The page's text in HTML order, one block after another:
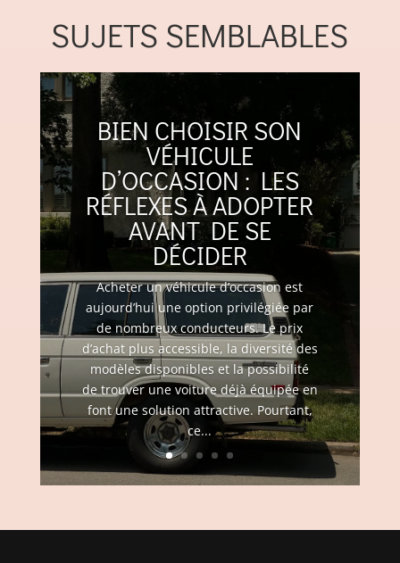
SUJETS SEMBLABLES
BIEN CHOISIR SON
VÉHICULE
D’OCCASION : LES
RÉFLEXES À ADOPTER
AVANT DE SE
DÉCIDER
Acheter un véhicule d’occasion est
aujourd’hui une option privilégiée par
de nombreux conducteurs. Le prix
d’achat plus accessible, la diversité des
modèles disponibles et la possibilité
de trouver une voiture déjà équipée en
font une solution attractive. Pourtant,
ce...